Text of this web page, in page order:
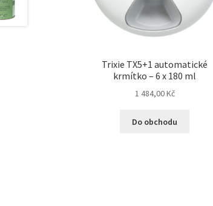
Trixie TX5+1 automatické
krmítko – 6 x 180 ml
1 484,00Kč
Do obchodu